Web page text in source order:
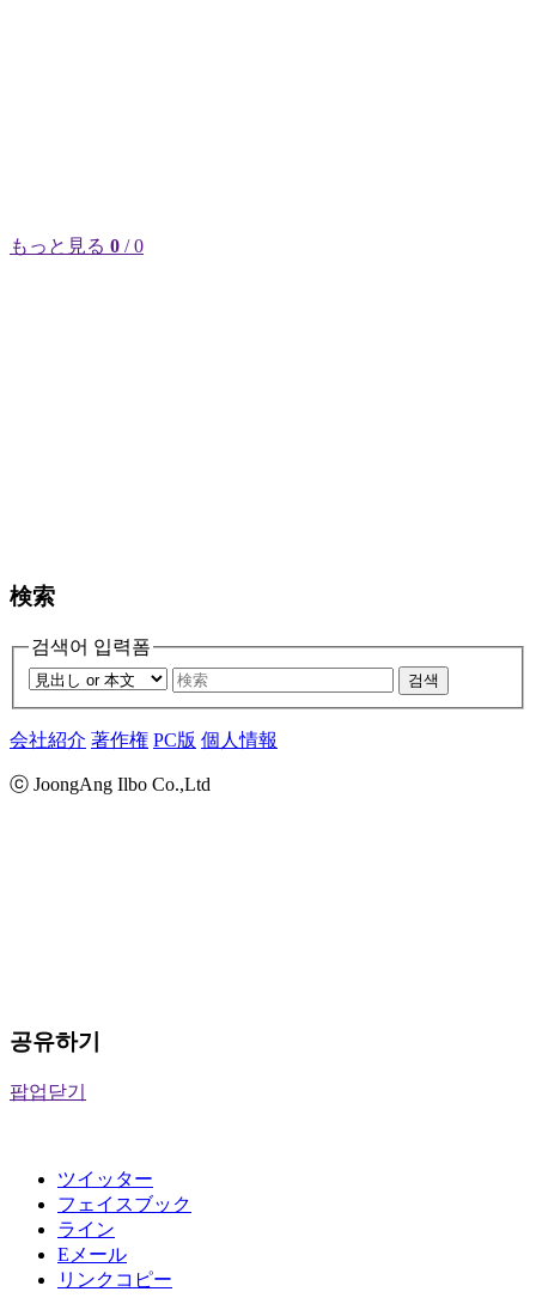
もっと見る 0 / 0
検索
검색어 입력폼
검색
会社紹介 著作権 PC版 個人情報
ⓒ JoongAng Ilbo Co.,Ltd
공유하기
팝업닫기
ツイッター
フェイスブック
ライン
Eメール
リンクコピー